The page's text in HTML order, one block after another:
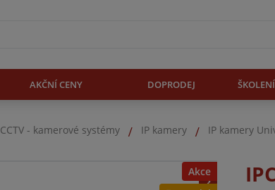
AKČNÍ CENY DOPRODEJ
CCTV - kamerové systémy IP kamery IP kamery
Akce